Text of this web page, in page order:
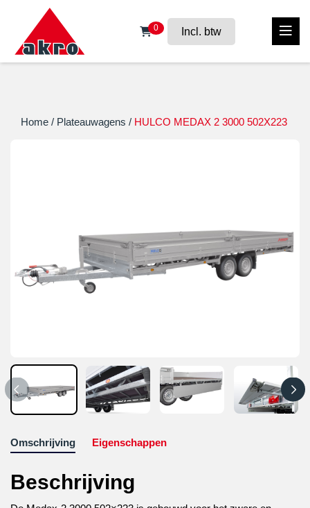
0 Incl. btw
Home / Plateauwagens / HULCO MEDAX 2 3000 502X223
Omschrijving Eigenschappen
Beschrijving